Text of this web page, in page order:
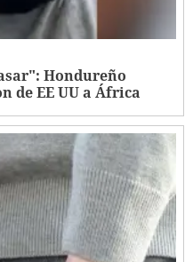
Hondureño
de EE UU a África